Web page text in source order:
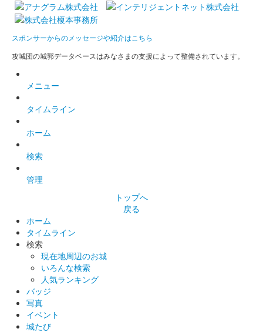
安中城 御城印 令和八年夏限定版
安中城 御城印
安中城 御城印
安中城 御城印
2025年6月7、8日に開催された群馬戦国御城印サミット2025に
て販売された御城印。
安中城 御城印
販売終了
2025年6月7、8日に開催された群馬戦国御城印サミット2025に
て販売された御城印。
スポンサーからのメッセージや紹介はこちら
攻城団の城郭データベースはみなさまの支援によって整備されています。
メニュー
タイムライン
ホーム
検索
管理
トップへ
戻る
ホーム
タイムライン
検索
現在地周辺のお城
いろんな検索
人気ランキング
バッジ
写真
イベント
城たび